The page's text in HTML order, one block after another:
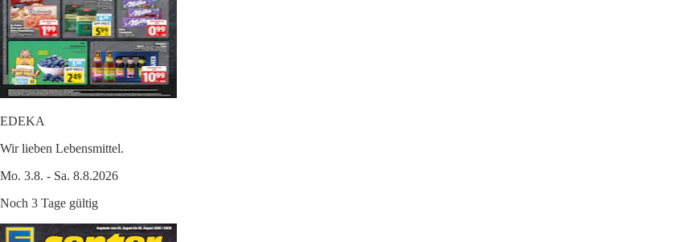
EDEKA
Wir lieben Lebensmittel.
Mo. 3.8. - Sa. 8.8.2026
Noch 3 Tage gültig